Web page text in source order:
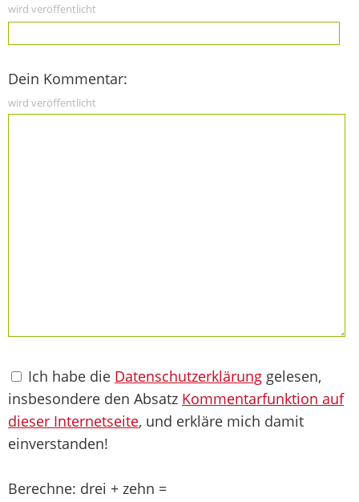
wird veröffentlicht
Dein Kommentar:
wird veröffentlicht
Ich habe die Datenschutzerklärung gelesen,
insbesondere den Absatz Kommentarfunktion auf
dieser Internetseite, und erkläre mich damit
einverstanden!
Berechne: drei + zehn =